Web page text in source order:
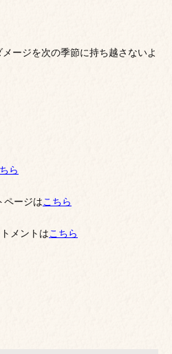
ージを次の季節に持ち越さないよ
ら
ページはこちら
メントはこちら